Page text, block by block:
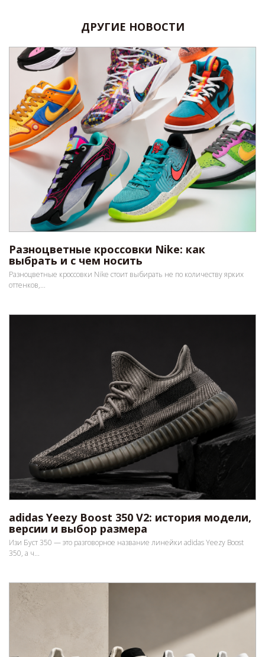
ДРУГИЕ НОВОСТИ
Разноцветные кроссовки Nike: как
выбрать и с чем носить
Разноцветные кроссовки Nike стоит выбирать не по количеству ярких
оттенков,...
adidas Yeezy Boost 350 V2: история модели,
версии и выбор размера
Изи Буст 350 — это разговорное название линейки adidas Yeezy Boost
350, а ч...